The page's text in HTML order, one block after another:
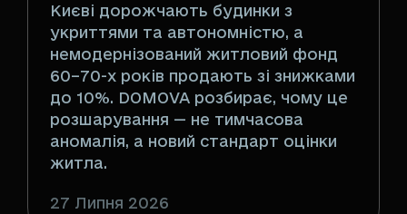
Києві дорожчають будинки з
укриттями та автономністю, а
немодернізований житловий фонд
60–70-х років продають зі знижками
до 10%. DOMOVA розбирає, чому це
розшарування — не тимчасова
аномалія, а новий стандарт оцінки
житла.
27 Липня 2026